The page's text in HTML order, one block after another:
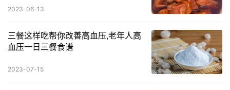
2023-06-13
三餐这样吃帮你改善高血压,老年人高
血压一日三餐食谱
2023-07-15